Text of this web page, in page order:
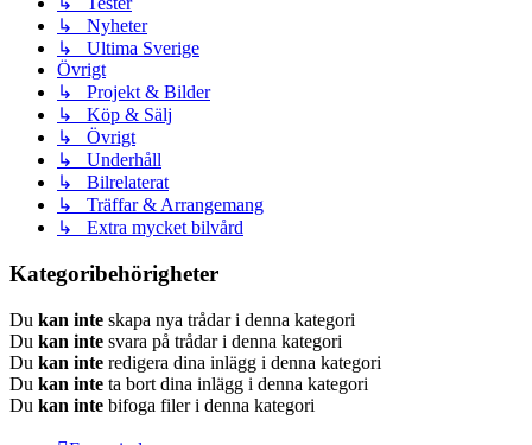
↳ Nyheter
↳ Ultima Sverige
Övrigt
↳ Projekt & Bilder
↳ Köp & Sälj
↳ Övrigt
↳ Underhåll
↳ Bilrelaterat
↳ Träffar & Arrangemang
↳ Extra mycket bilvård
Kategoribehörigheter
Du kan inte skapa nya trådar i denna kategori
Du kan inte svara på trådar i denna kategori
Du kan inte redigera dina inlägg i denna kategori
Du kan inte ta bort dina inlägg i denna kategori
Du kan inte bifoga filer i denna kategori